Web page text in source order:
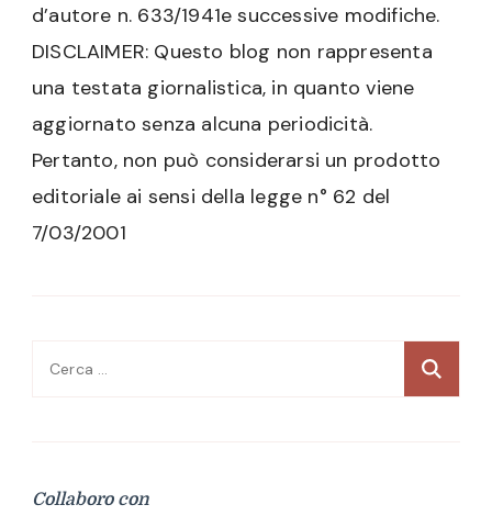
d’autore n. 633/1941e successive modifiche.
DISCLAIMER: Questo blog non rappresenta
una testata giornalistica, in quanto viene
aggiornato senza alcuna periodicità.
Pertanto, non può considerarsi un prodotto
editoriale ai sensi della legge n° 62 del
7/03/2001
Ricerca
Collaboro con